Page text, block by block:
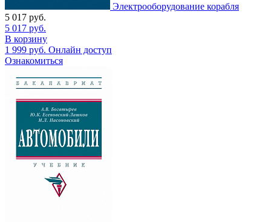
Электрооборудование корабля
5 017 руб.
5 017 руб.
В корзину
1 999 руб. Онлайн доступ
Ознакомиться